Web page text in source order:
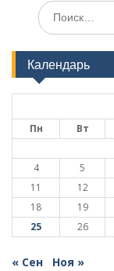
Поиск
по:
Календарь
Пн Вт
4
5
11
12
18
19
25
26
« Сен Ноя »